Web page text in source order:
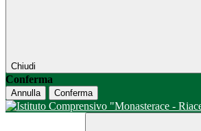
Chiudi
Conferma
Annulla Conferma